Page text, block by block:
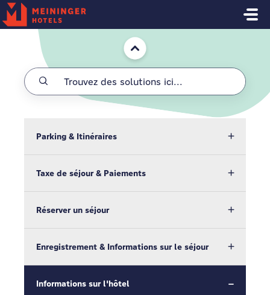
Passer au contenu principal
Accueil
Parking & Itinéraires
Taxe de séjour & Paiements
Réserver un séjour
Enregistrement & Informations sur le séjour
Informations sur l'hôtel